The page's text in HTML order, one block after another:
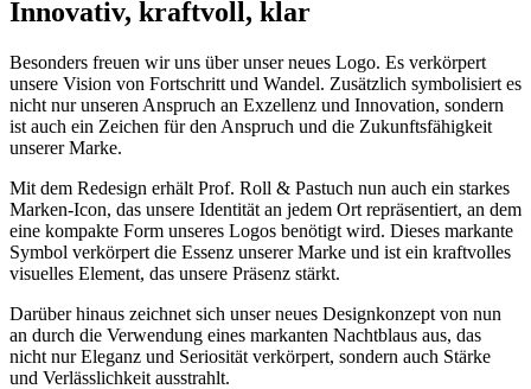
Innovativ, kraftvoll, klar
Besonders freuen wir uns über unser neues Logo. Es verkörpert
unsere Vision von Fortschritt und Wandel. Zusätzlich symbolisiert es
nicht nur unseren Anspruch an Exzellenz und Innovation, sondern
ist auch ein Zeichen für den Anspruch und die Zukunftsfähigkeit
unserer Marke.
Mit dem Redesign erhält Prof. Roll & Pastuch nun auch ein starkes
Marken-Icon, das unsere Identität an jedem Ort repräsentiert, an dem
eine kompakte Form unseres Logos benötigt wird. Dieses markante
Symbol verkörpert die Essenz unserer Marke und ist ein kraftvolles
visuelles Element, das unsere Präsenz stärkt.
Darüber hinaus zeichnet sich unser neues Designkonzept von nun
an durch die Verwendung eines markanten Nachtblaus aus, das
nicht nur Eleganz und Seriosität verkörpert, sondern auch Stärke
und Verlässlichkeit ausstrahlt.